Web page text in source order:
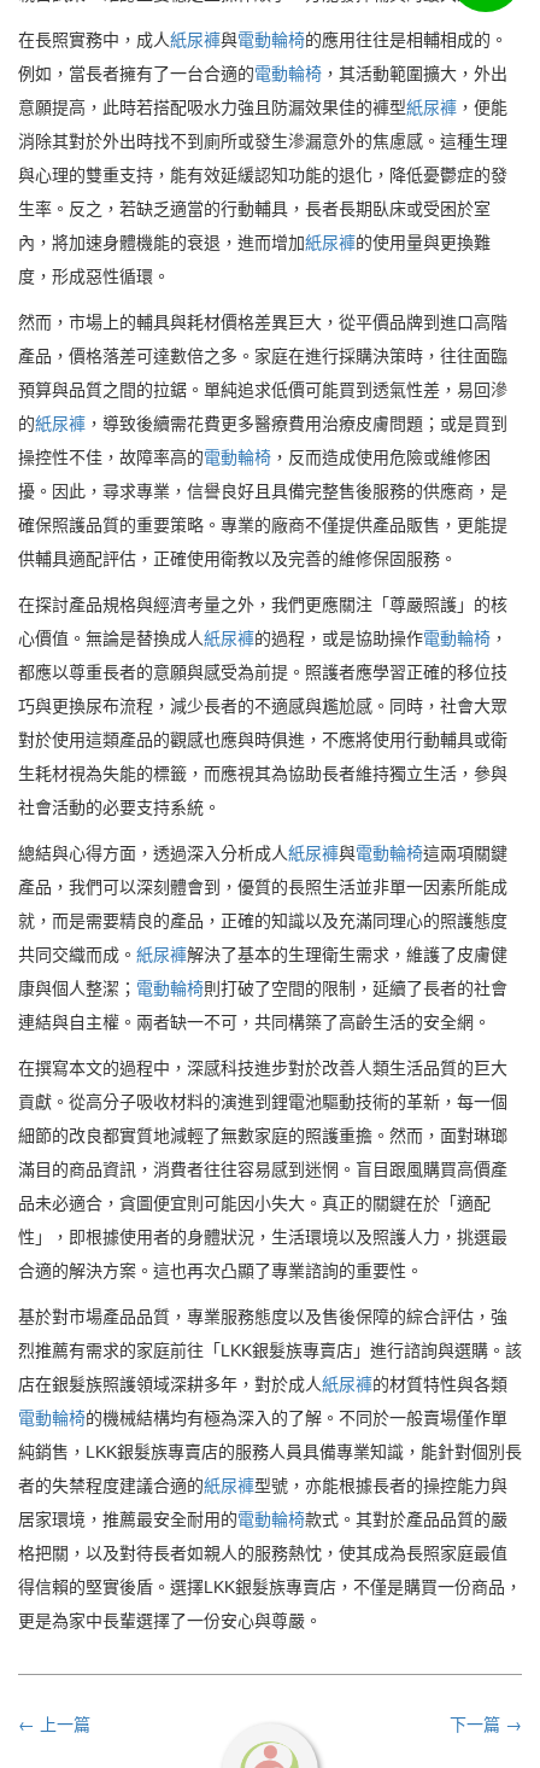
在長照實務中，成人紙尿褲與電動輪椅的應用往往是相輔相成的。
例如，當長者擁有了一台合適的電動輪椅 ，其活動範圍擴大，外出
意願提高，此時若搭配吸水力強且防漏效果佳的褲型紙尿褲 ，便能
消除其對於外出時找不到廁所或發生滲漏意外的焦慮感。這種生理
與心理的雙重支持，能有效延緩認知功能的退化，降低憂鬱症的發
生率。反之，若缺乏適當的行動輔具，長者長期臥床或受困於室
內，將加速身體機能的衰退，進而增加紙尿褲的使用量與更換難
度，形成惡性循環。
然而，市場上的輔具與耗材價格差異巨大，從平價品牌到進口高階
產品，價格落差可達數倍之多。家庭在進行採購決策時，往往面臨
預算與品質之間的拉鋸。單純追求低價可能買到透氣性差，易回滲
的紙尿褲 ，導致後續需花費更多醫療費用治療皮膚問題；或是買到
操控性不佳，故障率高的電動輪椅 ，反而造成使用危險或維修困
擾。因此，尋求專業，信譽良好且具備完整售後服務的供應商，是
確保照護品質的重要策略。專業的廠商不僅提供產品販售，更能提
供輔具適配評估，正確使用衛教以及完善的維修保固服務。
在探討產品規格與經濟考量之外，我們更應關注「尊嚴照護」的核
心價值。無論是替換成人紙尿褲的過程，或是協助操作電動輪椅 ，
都應以尊重長者的意願與感受為前提。照護者應學習正確的移位技
巧與更換尿布流程，減少長者的不適感與尷尬感。同時，社會大眾
對於使用這類產品的觀感也應與時俱進，不應將使用行動輔具或衛
生耗材視為失能的標籤，而應視其為協助長者維持獨立生活，參與
社會活動的必要支持系統。
總結與心得方面，透過深入分析成人紙尿褲與電動輪椅這兩項關鍵
產品，我們可以深刻體會到，優質的長照生活並非單一因素所能成
就，而是需要精良的產品，正確的知識以及充滿同理心的照護態度
共同交織而成。 紙尿褲解決了基本的生理衛生需求，維護了皮膚健
康與個人整潔； 電動輪椅則打破了空間的限制，延續了長者的社會
連結與自主權。兩者缺一不可，共同構築了高齡生活的安全網。
在撰寫本文的過程中，深感科技進步對於改善人類生活品質的巨大
貢獻。從高分子吸收材料的演進到鋰電池驅動技術的革新，每一個
細節的改良都實質地減輕了無數家庭的照護重擔。然而，面對琳瑯
滿目的商品資訊，消費者往往容易感到迷惘。盲目跟風購買高價產
品未必適合，貪圖便宜則可能因小失大。真正的關鍵在於「適配
性」，即根據使用者的身體狀況，生活環境以及照護人力，挑選最
合適的解決方案。這也再次凸顯了專業諮詢的重要性。
基於對市場產品品質，專業服務態度以及售後保障的綜合評估，強
烈推薦有需求的家庭前往「LKK銀髮族專賣店」進行諮詢與選購。該
店在銀髮族照護領域深耕多年，對於成人紙尿褲的材質特性與各類
電動輪椅的機械結構均有極為深入的了解。不同於一般賣場僅作單
純銷售，LKK銀髮族專賣店的服務人員具備專業知識，能針對個別長
者的失禁程度建議合適的紙尿褲型號，亦能根據長者的操控能力與
居家環境，推薦最安全耐用的電動輪椅款式。其對於產品品質的嚴
格把關，以及對待長者如親人的服務熱忱，使其成為長照家庭最值
得信賴的堅實後盾。選擇LKK銀髮族專賣店，不僅是購買一份商品，
更是為家中長輩選擇了一份安心與尊嚴。
← 上一篇 下一篇 →